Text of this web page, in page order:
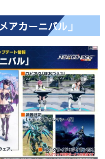
アカーニバル」